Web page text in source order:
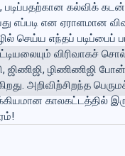
படிப்பதற்கான கல்விக்
எப்படி என
செய்ய எந்தப்
விரிவாகச்
ழிணிணிஜி
அறிவிற்சிறந்த